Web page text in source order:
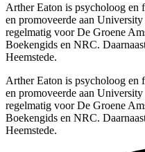
Arther Eaton is psycholoog en
en promoveerde aan
regelmatig voor De Groene
Boekengids en NRC.
Heemstede.
Arther Eaton is psycholoog en
en promoveerde aan
regelmatig voor De Groene
Boekengids en NRC.
Heemstede.